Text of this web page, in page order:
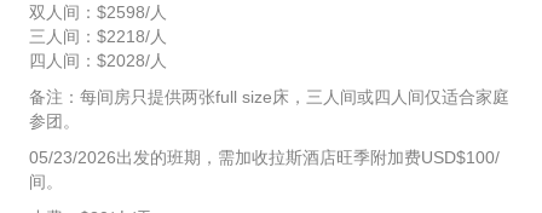
双人间：$2598/人
三人间：$2218/人
四人间：$2028/人
备注：每间房只提供两张full size床，三人间或四人间仅适合家庭
参团。
05/23/2026出发的班期，需加收拉斯酒店旺季附加费USD$100/
间。